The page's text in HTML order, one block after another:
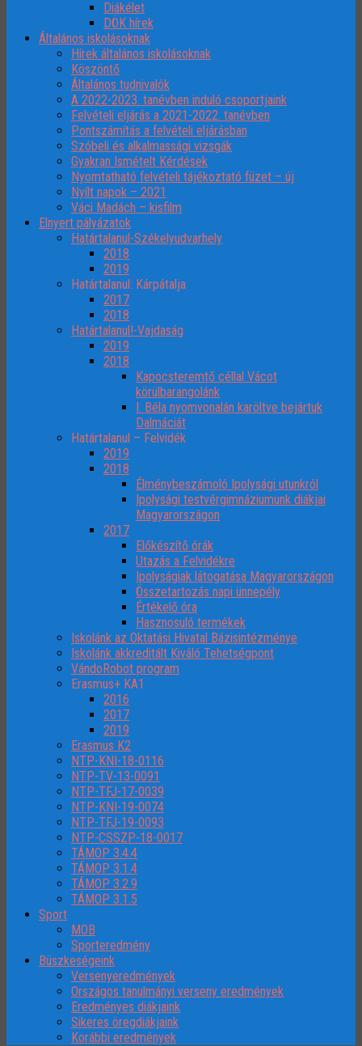
Diákélet
DÖK hírek
Általános iskolásoknak
Hírek általános iskolásoknak
Köszöntő
Általános tudnivalók
A 2022-2023. tanévben induló csoportjaink
Felvételi eljárás a 2021-2022. tanévben
Pontszámítás a felvételi eljárásban
Szóbeli és alkalmassági vizsgák
Gyakran Ismételt Kérdések
Nyomtatható felvételi tájékoztató füzet – új
Nyílt napok – 2021
Váci Madách – kisfilm
Elnyert pályázatok
Határtalanul-Székelyudvarhely
2018
2019
Határtalanul: Kárpátalja
2017
2018
Határtalanul!-Vajdaság
2019
2018
Kapocsteremtő céllal Vácot
körülbarangolánk
I. Béla nyomvonalán karöltve bejártuk
Dalmáciát
Határtalanul – Felvidék
2019
2018
Élménybeszámoló Ipolysági utunkról
Ipolysági testvérgimnáziumunk diákjai
Magyarországon
2017
Előkészítő órák
Utazás a Felvidékre
Ipolyságiak látogatása Magyarországon
Összetartozás napi ünnepély
Értékelő óra
Hasznosuló termékek
Iskolánk az Oktatási Hivatal Bázisintézménye
Iskolánk akkreditált Kiváló Tehetségpont
VándoRobot program
Erasmus+ KA1
2016
2017
2019
Erasmus K2
NTP-KNI-18-0116
NTP-TV-13-0091
NTP-TFJ-17-0039
NTP-KNI-19-0074
NTP-TFJ-19-0093
NTP-CSSZP-18-0017
TÁMOP 3.4.4
TÁMOP 3.1.4
TÁMOP 3.2.9
TÁMOP 3.1.5
Sport
MOB
Sporteredmény
Büszkeségeink
Versenyeredmények
Országos tanulmányi verseny eredmények
Eredményes diákjaink
Sikeres öregdiákjaink
Korábbi eredmények